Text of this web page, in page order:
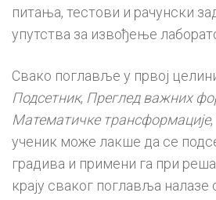
питања, тестови и рачунски
упутства за извођење
Свако поглавље у првој
Подсетник, Преглед важних
Математичке трансформације
ученик може лакше да се
градива и примени га при
крају сваког поглавља